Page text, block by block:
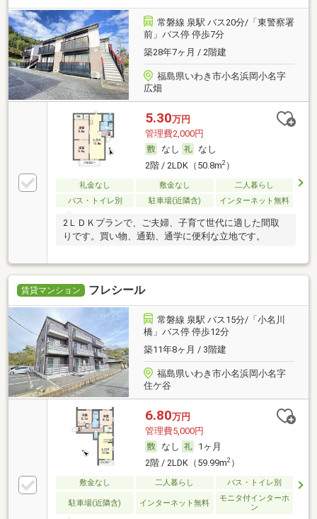
常磐線 泉駅 バス20分/「東警察署
前」バス停 停歩7分
築28年7ヶ月 / 2階建
福島県いわき市小名浜岡小名字
広畑
5.30万円
管理費2,000円
なし
なし
2階 / 2LDK（50.8m2）
礼金なし 敷金なし
二人暮らし
バス・トイレ別
駐車場(近隣含) インターネット無料
2ＬＤＫプランで、ご夫婦、子育て世代に適した間取
りです。買い物、通勤、通学に便利な立地です。
賃貸マンション フレシール
常磐線 泉駅 バス15分/「小名川
橋」バス停 停歩12分
築11年8ヶ月 / 3階建
福島県いわき市小名浜岡小名字
住ケ谷
6.80万円
管理費5,000円
なし
1ヶ月
2階 / 2LDK（59.99m2）
敷金なし 二人暮らし バス・トイレ別
駐車場(近隣含) インターネット無料
モニタ付インターホ
ン